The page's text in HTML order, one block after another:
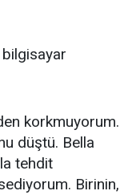
korkmuyorum.
düştü. Bella
tehdit
Birinin,